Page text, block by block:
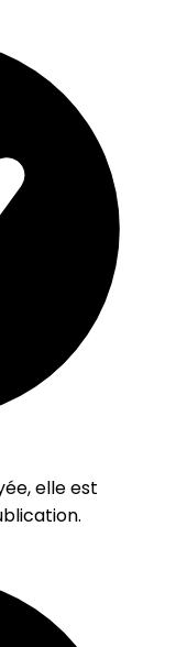
elle est